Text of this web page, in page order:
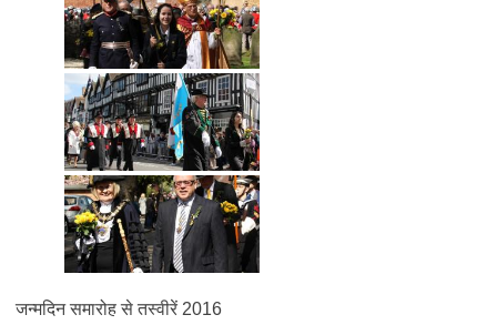
जन्मदिन समारोह से तस्वीरें 2016